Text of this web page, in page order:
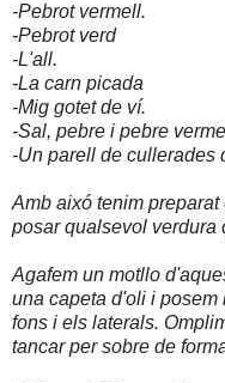
-Pebrot vermell.
-Pebrot verd
-L'all.
-La carn picada
-Mig gotet de ví.
-Sal, pebre i pebre
-Un parell de cullerades
Amb aixó tenim
posar qualsevol verdura
Agafem un motllo
una capeta d'oli i
fons i els laterals.
tancar per sobre de